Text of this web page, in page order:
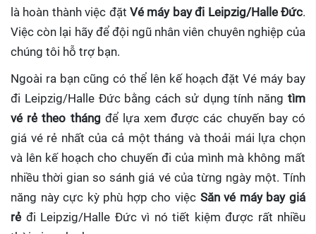
là hoàn thành việc đặt Vé máy bay đi Leipzig/Halle Đức.
Việc còn lại hãy để đội ngũ nhân viên chuyên nghiệp của
chúng tôi hỗ trợ bạn.
Ngoài ra bạn cũng có thể lên kế hoạch đặt Vé máy bay
đi Leipzig/Halle Đức bằng cách sử dụng tính năng tìm
vé rẻ theo tháng để lựa xem được các chuyến bay có
giá vé rẻ nhất của cả một tháng và thoải mái lựa chọn
và lên kế hoạch cho chuyến đi của mình mà không mất
nhiều thời gian so sánh giá vé của từng ngày một. Tính
năng này cực kỳ phù hợp cho việc Săn vé máy bay giá
rẻ đi Leipzig/Halle Đức vì nó tiết kiệm được rất nhiều